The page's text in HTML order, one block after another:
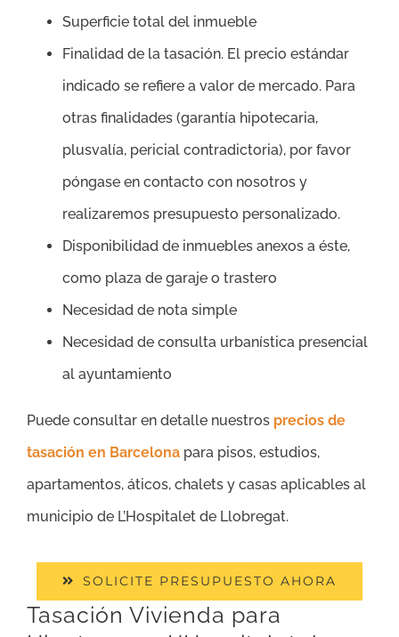
Superficie total del inmueble
Finalidad de la tasación. El precio estándar
indicado se refiere a valor de mercado. Para
otras finalidades (garantía hipotecaria,
plusvalía, pericial contradictoria), por favor
póngase en contacto con nosotros y
realizaremos presupuesto personalizado.
Disponibilidad de inmuebles anexos a éste,
como plaza de garaje o trastero
Necesidad de nota simple
Necesidad de consulta urbanística presencial
al ayuntamiento
Puede consultar en detalle nuestros precios de
tasación en Barcelona para pisos, estudios,
apartamentos, áticos, chalets y casas aplicables al
municipio de L’Hospitalet de Llobregat.
SOLICITE PRESUPUESTO AHORA
Tasación Vivienda para